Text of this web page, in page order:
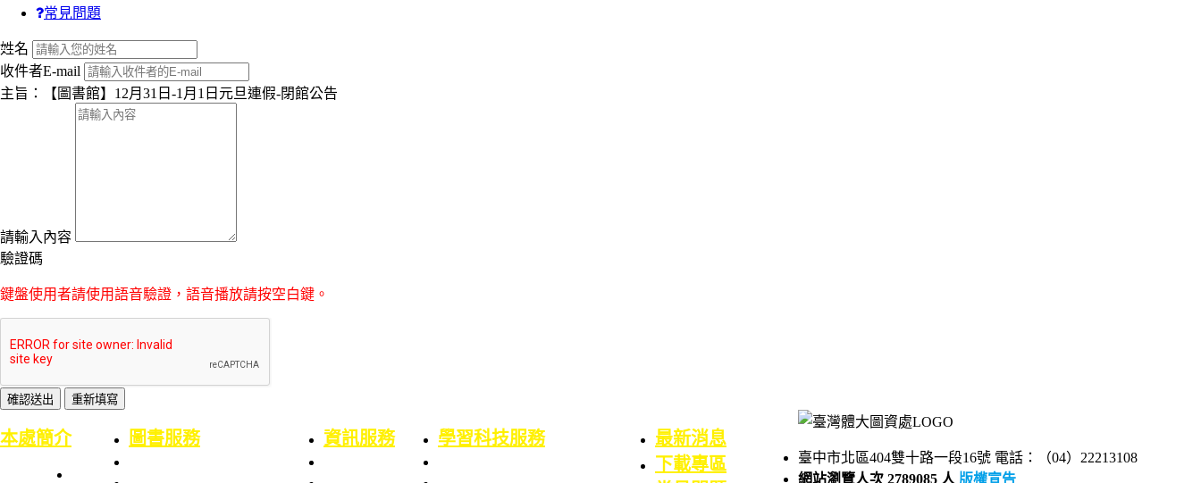
常見問題
:::
姓名
收件者E-mail
主旨：【圖書館】12月31日-1月1日元旦連假-閉館公告
請輸入內容
驗證碼
鍵盤使用者請使用語音驗證，語音播放請按空白鍵。
本處簡介 圖書服務 資訊服務 學習科技服務
最新消息
下載專區
臺中市北區404雙十路一段16號 電話：（04）22213108
網站瀏覽人次 2789085 人 版權宣告